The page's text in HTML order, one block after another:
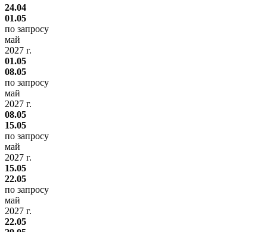
24.04
01.05
по запросу
май
2027 г.
01.05
08.05
по запросу
май
2027 г.
08.05
15.05
по запросу
май
2027 г.
15.05
22.05
по запросу
май
2027 г.
22.05